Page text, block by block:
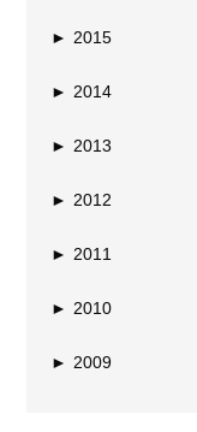
► 2015
► 2014
► 2013
► 2012
► 2011
► 2010
► 2009